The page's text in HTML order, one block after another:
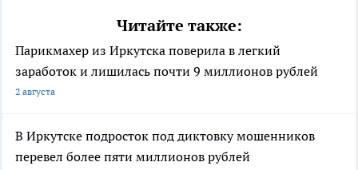
Читайте также:
Парикмахер из Иркутска поверила в легкий
заработок и лишилась почти 9 миллионов рублей
2 августа
В Иркутске подросток под диктовку мошенников
перевел более пяти миллионов рублей